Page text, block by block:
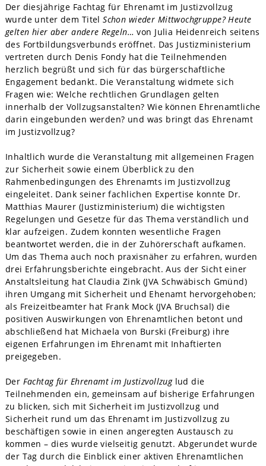
Der diesjährige Fachtag für Ehrenamt im Justizvollzug
wurde unter dem TitelSchon wieder Mittwochgruppe? Heute
gelten hier aber andere Regeln…von Julia Heidenreich seitens
des Fortbildungsverbunds eröffnet. Das Justizministerium
vertreten durch Denis Fondy hat die Teilnehmenden
herzlich begrüßt und sich für das bürgerschaftliche
Engagement bedankt. Die Veranstaltung widmete sich
Fragen wie: Welche rechtlichen Grundlagen gelten
innerhalb der Vollzugsanstalten? Wie können Ehrenamtliche
darin eingebunden werden? und was bringt das Ehrenamt
im Justizvollzug?
Inhaltlich wurde die Veranstaltung mit allgemeinen Fragen
zur Sicherheit sowie einem Überblick zu den
Rahmenbedingungen des Ehrenamts im Justizvollzug
eingeleitet. Dank seiner fachlichen Expertise konnte Dr.
Matthias Maurer (Justizministerium) die wichtigsten
Regelungen und Gesetze für das Thema verständlich und
klar aufzeigen. Zudem konnten wesentliche Fragen
beantwortet werden, die in der Zuhörerschaft aufkamen.
Um das Thema auch noch praxisnäher zu erfahren, wurden
drei Erfahrungsberichte eingebracht. Aus der Sicht einer
Anstaltsleitung hat Claudia Zink (JVA Schwäbisch Gmünd)
ihren Umgang mit Sicherheit und Ehenamt hervorgehoben;
als Freizeitbeamter hat Frank Mock (JVA Bruchsal) die
positiven Auswirkungen von Ehrenamtlichen betont und
abschließend hat Michaela von Burski (Freiburg) ihre
eigenen Erfahrungen im Ehrenamt mit Inhaftierten
preigegeben.
Der Fachtag für Ehrenamt im Justizvollzuglud die
Teilnehmenden ein, gemeinsam auf bisherige Erfahrungen
zu blicken, sich mit Sicherheit im Justizvollzug und
Sicherheit rund um das Ehrenamt im Justizvollzug zu
beschäftigen sowie in einen angeregten Austausch zu
kommen – dies wurde vielseitig genutzt. Abgerundet wurde
der Tag durch die Einblick einer aktiven Ehrenamtlichen